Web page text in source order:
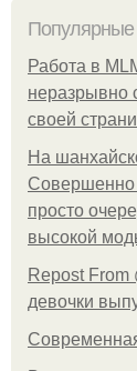
Работа в
неразрывно
своей
На
Совершенно
просто
высокой
Repost
девочки